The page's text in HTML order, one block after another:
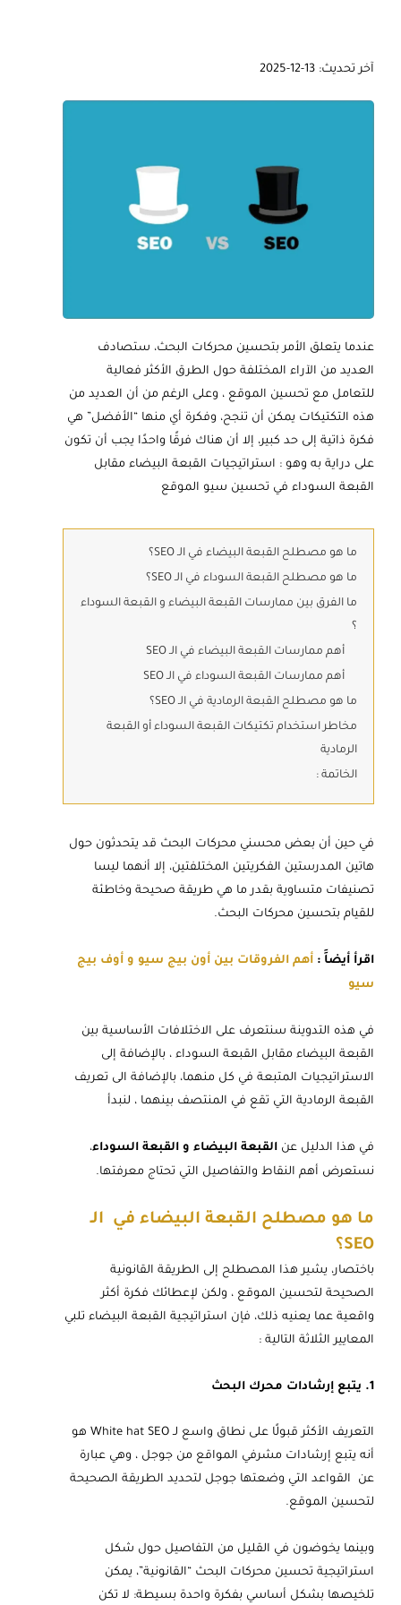
آخر تحديث: 13-12-2025
عندما يتعلق الأمر بتحسين محركات البحث، ستصادف
العديد من الآراء المختلفة حول الطرق الأكثر فعالية
للتعامل مع تحسين الموقع ، وعلى الرغم من أن العديد من
هذه التكتيكات يمكن أن تنجح، وفكرة أي منها “الأفضل” هي
فكرة ذاتية إلى حد كبير، إلا أن هناك فرقًا واحدًا يجب أن تكون
على دراية به وهو : استراتيجيات القبعة البيضاء مقابل
القبعة السوداء في تحسين سيو الموقع
ما هو مصطلح القبعة البيضاء في الـ SEO؟
ما هو مصطلح القبعة السوداء في الـ SEO؟
ما الفرق بين ممارسات القبعة البيضاء و القبعة السوداء
؟
أهم ممارسات القبعة البيضاء في الـ SEO
أهم ممارسات القبعة السوداء في الـ SEO
ما هو مصطلح القبعة الرمادية في الـ SEO؟
مخاطر استخدام تكتيكات القبعة السوداء أو القبعة
الرمادية
الخاتمة :
في حين أن بعض محسني محركات البحث قد يتحدثون حول
هاتين المدرستين الفكريتين المختلفتين، إلا أنهما ليسا
تصنيفات متساوية بقدر ما هي طريقة صحيحة وخاطئة
للقيام بتحسين محركات البحث.
اقرأ أيضاََ : أهم الفروقات بين أون بيج سيو و أوف بيج
سيو
في هذه التدوينة سنتعرف على الاختلافات الأساسية بين
القبعة البيضاء مقابل القبعة السوداء ، بالإضافة إلى
الاستراتيجيات المتبعة في كل منهما، بالإضافة الى تعريف
القبعة الرمادية التي تقع في المنتصف بينهما ، لنبدأ
في هذا الدليل عن القبعة البيضاء و القبعة السوداء،
نستعرض أهم النقاط والتفاصيل التي تحتاج معرفتها.
ما هو مصطلح القبعة البيضاء في الـ
SEO؟
باختصار، يشير هذا المصطلح إلى الطريقة القانونية
الصحيحة لتحسين الموقع ، ولكن لإعطائك فكرة أكثر
واقعية عما يعنيه ذلك، فإن استراتيجية القبعة البيضاء تلبي
المعايير الثلاثة التالية :
1. يتبع إرشادات محرك البحث
التعريف الأكثر قبولًا على نطاق واسع لـ White hat SEO هو
أنه يتبع إرشادات مشرفي المواقع من جوجل ، وهي عبارة
عن القواعد التي وضعتها جوجل لتحديد الطريقة الصحيحة
لتحسين الموقع.
وبينما يخوضون في القليل من التفاصيل حول شكل
استراتيجية تحسين محركات البحث “القانونية”، يمكن
تلخيصها بشكل أساسي بفكرة واحدة بسيطة: لا تكن